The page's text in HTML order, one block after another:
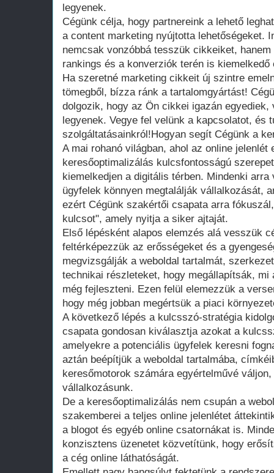
legyenek.
Cégünk célja, hogy partnereink a lehető
a content marketing nyújtotta lehetőségeket.
nemcsak vonzóbbá tesszük cikkeiket,
rankings és a konverziók terén is kiemelkedő
Ha szeretné marketing cikkeit új szintre
tömegből, bízza ránk a tartalomgyártást!
dolgozik, hogy az Ön cikkei igazán egyediek,
legyenek. Vegye fel velünk a kapcsolatot, és
szolgáltatásainkról!Hogyan segít Cégünk a
A mai rohanó világban, ahol az online jelenlét
keresőoptimalizálás kulcsfontosságú
kiemelkedjen a digitális térben. Mindenki
ügyfelek könnyen megtalálják vállalkozását,
ezért Cégünk szakértői csapata arra
kulcsot", amely nyitja a siker ajtaját.
Első lépésként alapos elemzés alá vesszük
feltérképezzük az erősségeket és a
megvizsgálják a weboldal tartalmát,
technikai részleteket, hogy megállapítsák,
még fejleszteni. Ezen felül elemezzük a
hogy még jobban megértsük a piaci
A következő lépés a kulcsszó-stratégia
csapata gondosan kiválasztja azokat a
amelyekre a potenciális ügyfelek keresni
aztán beépítjük a weboldal tartalmába,
keresőmotorok számára egyértelművé
vállalkozásunk.
De a keresőoptimalizálás nem csupán a
szakemberei a teljes online jelenlétet
a blogot és egyéb online csatornákat is.
konzisztens üzenetet közvetítünk, hogy
a cég online láthatóságát.